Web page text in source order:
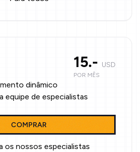
15.- USD
POR MÊS
dinâmico
equipe de especialistas
COMPRAR
os nossos especialistas